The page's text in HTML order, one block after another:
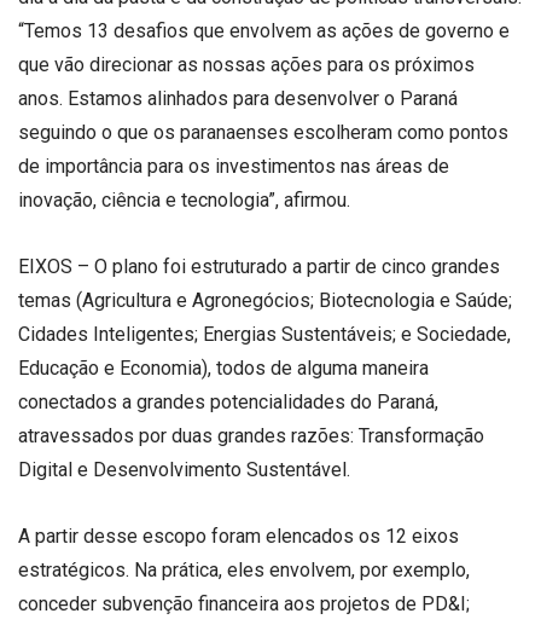
“Temos 13 desafios que envolvem as ações de governo e
que vão direcionar as nossas ações para os próximos
anos. Estamos alinhados para desenvolver o Paraná
seguindo o que os paranaenses escolheram como pontos
de importância para os investimentos nas áreas de
inovação, ciência e tecnologia”, afirmou.
EIXOS – O plano foi estruturado a partir de cinco grandes
temas (Agricultura e Agronegócios; Biotecnologia e Saúde;
Cidades Inteligentes; Energias Sustentáveis; e Sociedade,
Educação e Economia), todos de alguma maneira
conectados a grandes potencialidades do Paraná,
atravessados por duas grandes razões: Transformação
Digital e Desenvolvimento Sustentável.
A partir desse escopo foram elencados os 12 eixos
estratégicos. Na prática, eles envolvem, por exemplo,
conceder subvenção financeira aos projetos de PD&I;